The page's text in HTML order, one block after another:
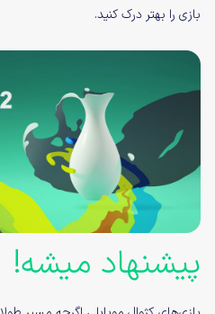
بازی را بهتر درک کنید.
پیشنهاد میشه!